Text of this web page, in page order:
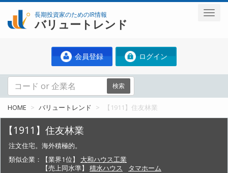
長期投資家のためのIR情報
バリュートレンド
会員登録 ログイン
検索
HOME バリュートレンド 【1911】住友林業
【1911】住友林業
注文住宅。海外積極的。
類似企業：
【業界1位】
大和ハウス工業
【売上同水準】
積水ハウス タマホーム